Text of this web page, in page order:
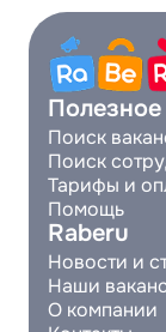
Полезное
Поиск
Поиск
Тарифы и
Помощь
Raberu
Новости и
Наши
О компании